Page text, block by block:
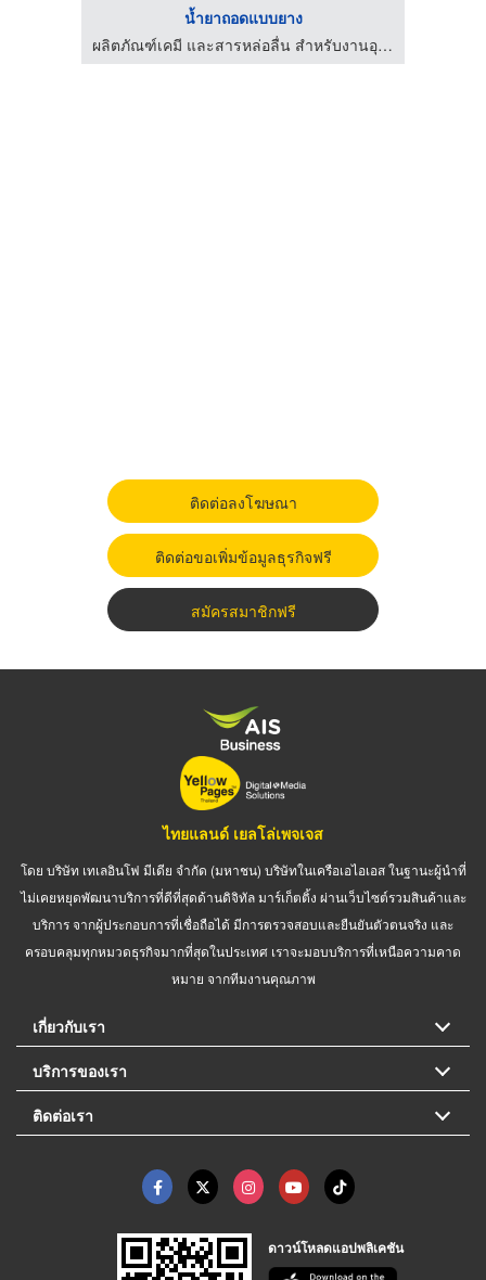
น้ำยาถอดแบบยาง
ผลิตภัณฑ์เคมี และสารหล่อลื่น สำหรับงานอุตสาหกรรม
ติดต่อลงโฆษณา
ติดต่อขอเพิ่มข้อมูลธุรกิจฟรี
สมัครสมาชิกฟรี
ไทยแลนด์ เยลโล่เพจเจส
โดย บริษัท เทเลอินโฟ มีเดีย จำกัด (มหาชน) บริษัทในเครือเอไอเอส ในฐานะผู้นำที่
ไม่เคยหยุดพัฒนาบริการที่ดีที่สุดด้านดิจิทัล มาร์เก็ตติ้ง ผ่านเว็บไซต์รวมสินค้าและ
บริการ จากผู้ประกอบการที่เชื่อถือได้ มีการตรวจสอบและยืนยันตัวตนจริง และ
ครอบคลุมทุกหมวดธุรกิจมากที่สุดในประเทศ เราจะมอบบริการที่เหนือความคาด
หมาย จากทีมงานคุณภาพ
เกี่ยวกับเรา
บริการของเรา
ติดต่อเรา
ดาวน์โหลดแอปพลิเคชัน